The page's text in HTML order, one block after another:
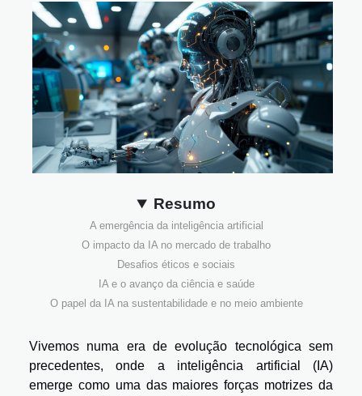
Resumo
A emergência da inteligência artificial
O impacto da IA no mercado de trabalho
Desafios éticos e sociais
IA e o avanço da ciência e saúde
O papel da IA na sustentabilidade e no meio ambiente
Vivemos numa era de evolução tecnológica sem
precedentes, onde a inteligência artificial (IA)
emerge como uma das maiores forças motrizes da